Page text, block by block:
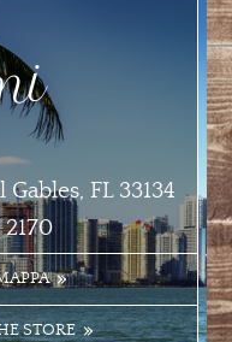
FL 33134
2170
STORE